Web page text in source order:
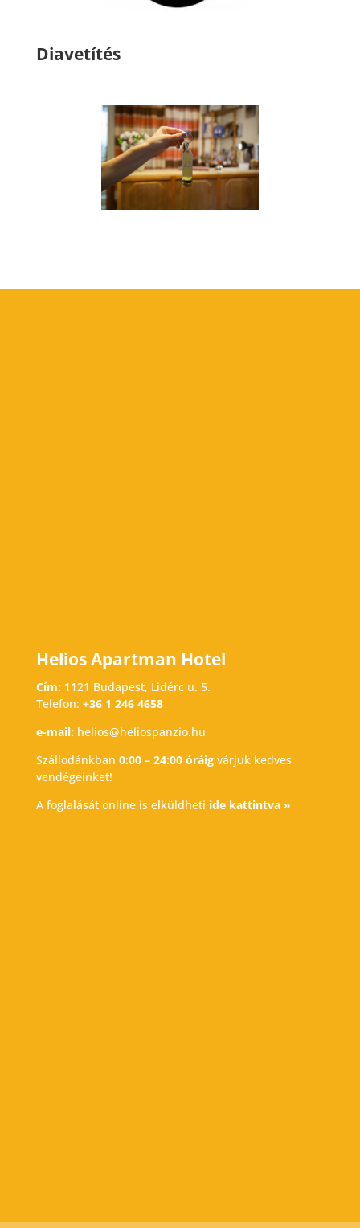
Diavetítés
Helios Apartman Hotel
Cím:1121 Budapest, Lidérc u. 5.
Telefon: +36 1 246 4658
e-mail:helios@heliospanzio.hu
Szállodánkban 0:00 – 24:00 óráigvárjuk kedves
vendégeinket!
A foglalását online is elküldheti ide kattintva »